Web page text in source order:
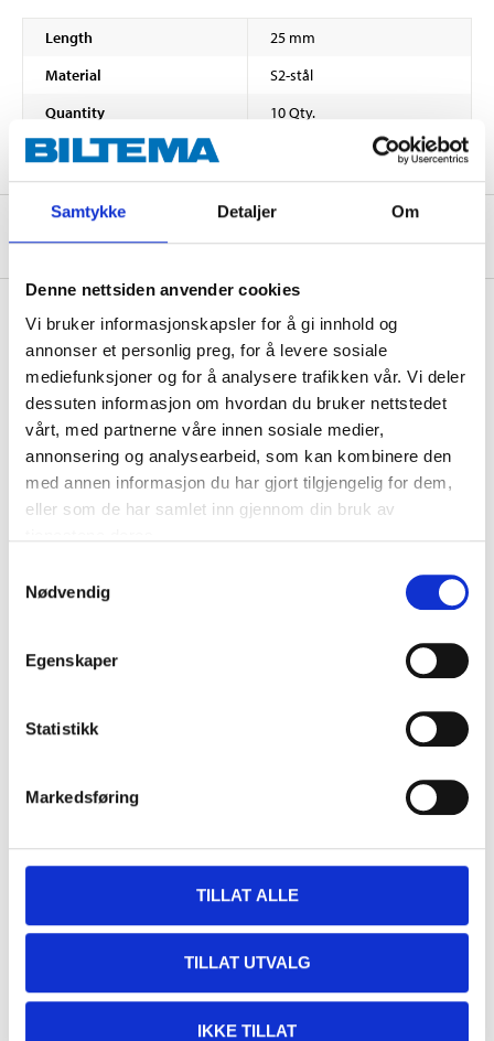
Samtykke Detaljer Om
Denne nettsiden anvender cookies
Vi bruker informasjonskapsler for å gi innhold og
annonser et personlig preg, for å levere sosiale
mediefunksjoner og for å analysere trafikken vår. Vi deler
dessuten informasjon om hvordan du bruker nettstedet
vårt, med partnerne våre innen sosiale medier,
annonsering og analysearbeid, som kan kombinere den
med annen informasjon du har gjort tilgjengelig for dem,
eller som de har samlet inn gjennom din bruk av
Nødvendig
Egenskaper
Statistikk
Markedsføring
TILLAT ALLE
TILLAT UTVALG
IKKE TILLAT
Length
25 mm
Material
S2-stål
Quantity
10 Qty.
About the manufacturer
Torx bits T20, 10 parts
12-386
Dimensions: T20
In stock in 1store
3690